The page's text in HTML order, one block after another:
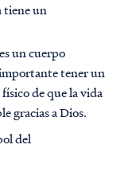
tiene un
un cuerpo
tener un
de que la vida
gracias a Dios.
del